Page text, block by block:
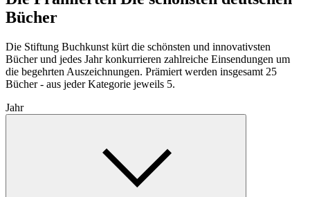
Bücher
Die Stiftung Buchkunst kürt die schönsten und innovativsten
Bücher und jedes Jahr konkurrieren zahlreiche Einsendungen um
die begehrten Auszeichnungen. Prämiert werden insgesamt 25
Bücher - aus jeder Kategorie jeweils 5.
Jahr